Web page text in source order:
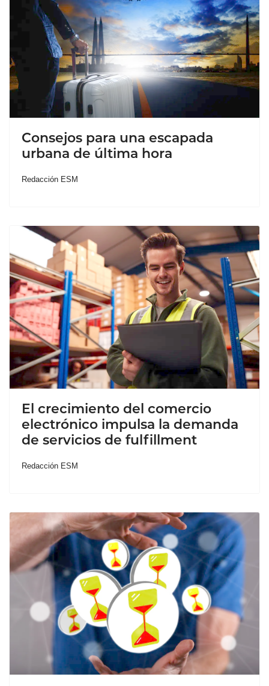
Consejos para una escapada
urbana de última hora
Redacción ESM
El crecimiento del comercio
electrónico impulsa la demanda
de servicios de fulfillment
Redacción ESM